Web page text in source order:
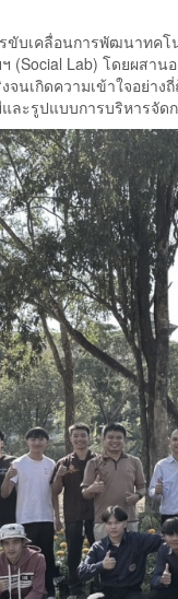
เคลื่อนการพัฒนาทคโ
Lab) โดยผสาน
จนเกิดความเข้าใจอย่า
ละรูปแบบการบริหารจั